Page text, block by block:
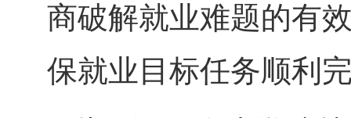
商破解就业难题的有
保就业目标任务顺利